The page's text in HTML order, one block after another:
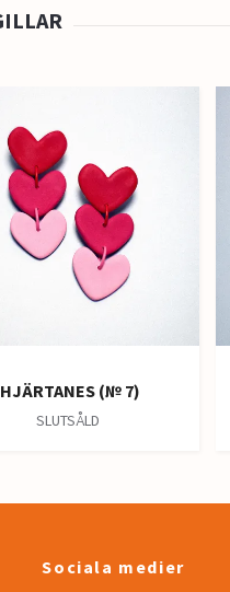
HJÄRTANES (№ 7)
SLUTSÅLD
Sociala medier